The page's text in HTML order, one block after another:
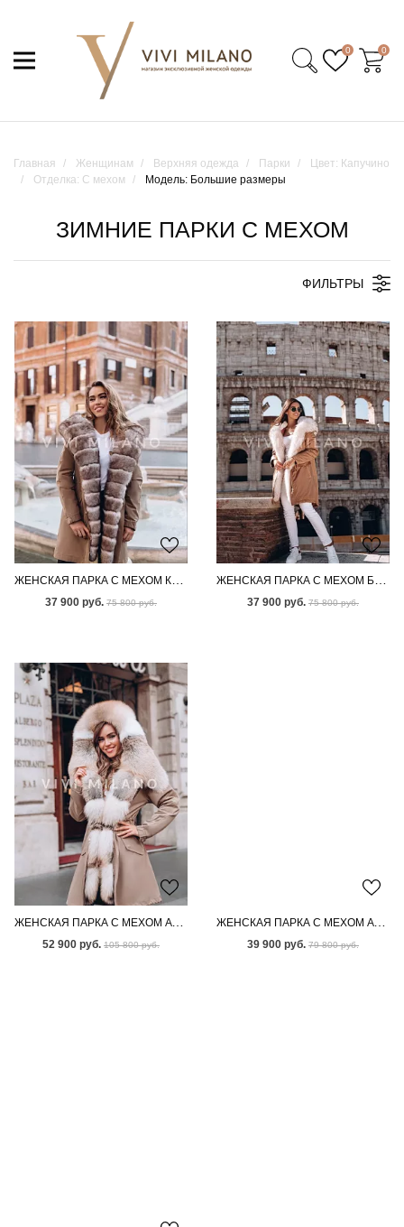
0 0
Главная Женщинам Верхняя одежда Парки
Цвет: Капучино
Отделка: С мехом
Модель: Большие размеры
ЗИМНИЕ ПАРКИ С МЕХОМ
ФИЛЬТРЫ
ЖЕНСКАЯ ПАРКА С МЕХОМ КАНАДСКОГО ПЕСЦА
37 900 руб. 75 800 руб.
ЖЕНСКАЯ ПАРКА С МЕХОМ БЕНГАЛЬСКОЙ ЛИСЫ
37 900 руб. 75 800 руб.
ЖЕНСКАЯ ПАРКА С МЕХОМ АУКЦИОННОЙ ЛИСЫ
52 900 руб. 105 800 руб.
ЖЕНСКАЯ ПАРКА С МЕХОМ АУКЦИОННОГО ПЕСЦА
39 900 руб. 79 800 руб.